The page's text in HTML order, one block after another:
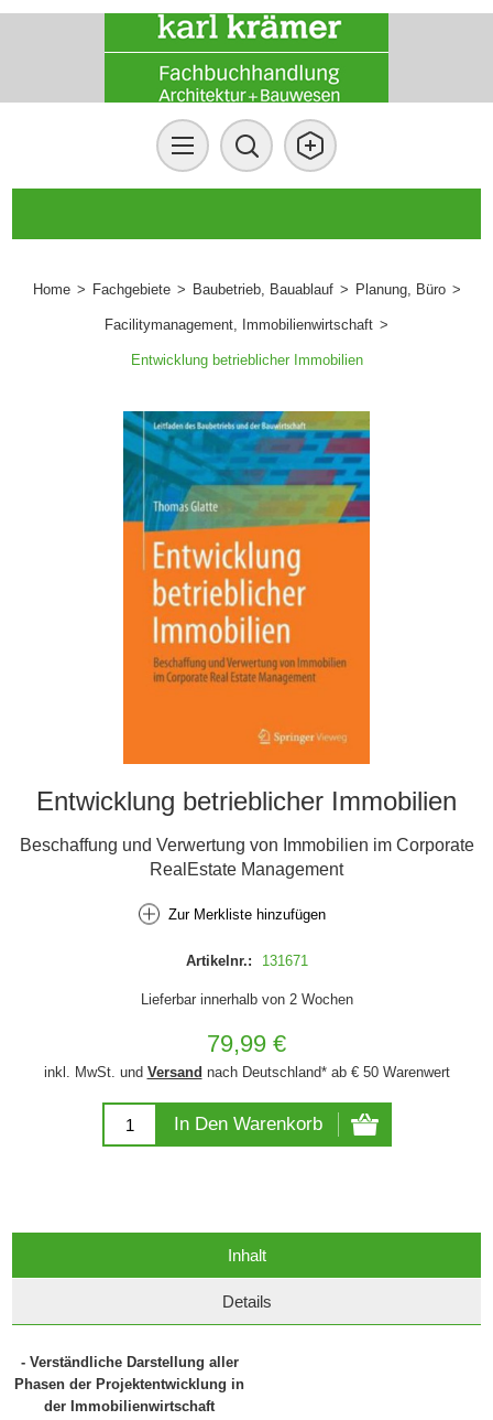
Home > Fachgebiete > Baubetrieb, Bauablauf > Planung, Büro >
Facilitymanagement, Immobilienwirtschaft >
Entwicklung betrieblicher Immobilien
Entwicklung betrieblicher Immobilien
Beschaffung und Verwertung von Immobilien im Corporate
RealEstate Management
Zur Merkliste hinzufügen
Artikelnr.: 131671
Lieferbar innerhalb von 2 Wochen
79,99 €
inkl. MwSt. und Versand nach Deutschland* ab € 50 Warenwert
In Den Warenkorb
Inhalt
Details
- Verständliche Darstellung aller
Phasen der Projektentwicklung in
der Immobilienwirtschaft